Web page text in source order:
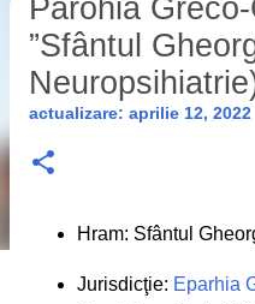
Parohia
”Sfântul
actualizare: aprilie 12, 2022
Hram: Sfântul
Jurisdicţie: Eparhia